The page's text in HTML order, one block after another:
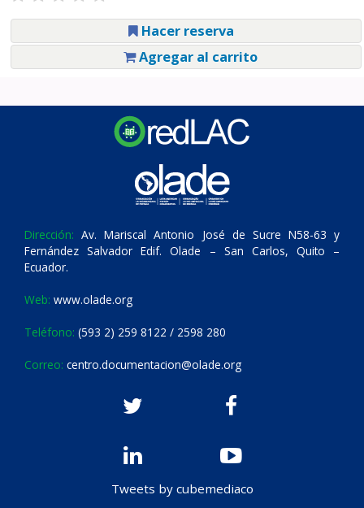
Hacer reserva
Agregar al carrito
Dirección: Av. Mariscal Antonio José de Sucre N58-63 y
Fernández Salvador Edif. Olade – San Carlos, Quito –
Ecuador.
Web: www.olade.org
Teléfono: (593 2) 259 8122 / 2598 280
Correo: centro.documentacion@olade.org
Tweets by cubemediaco